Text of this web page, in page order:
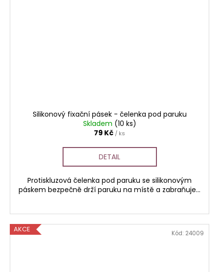
Silikonový fixační pásek - čelenka pod paruku
Skladem (10 ks)
79 Kč / ks
DETAIL
Protiskluzová čelenka pod paruku se silikonovým
páskem bezpečně drží paruku na místě a zabraňuje...
AKCE Kód: 24009